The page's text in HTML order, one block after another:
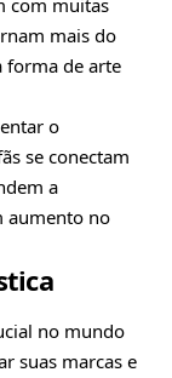
com muitas
mais do
forma de arte
o
se conectam
a
aumento no
no mundo
suas marcas e